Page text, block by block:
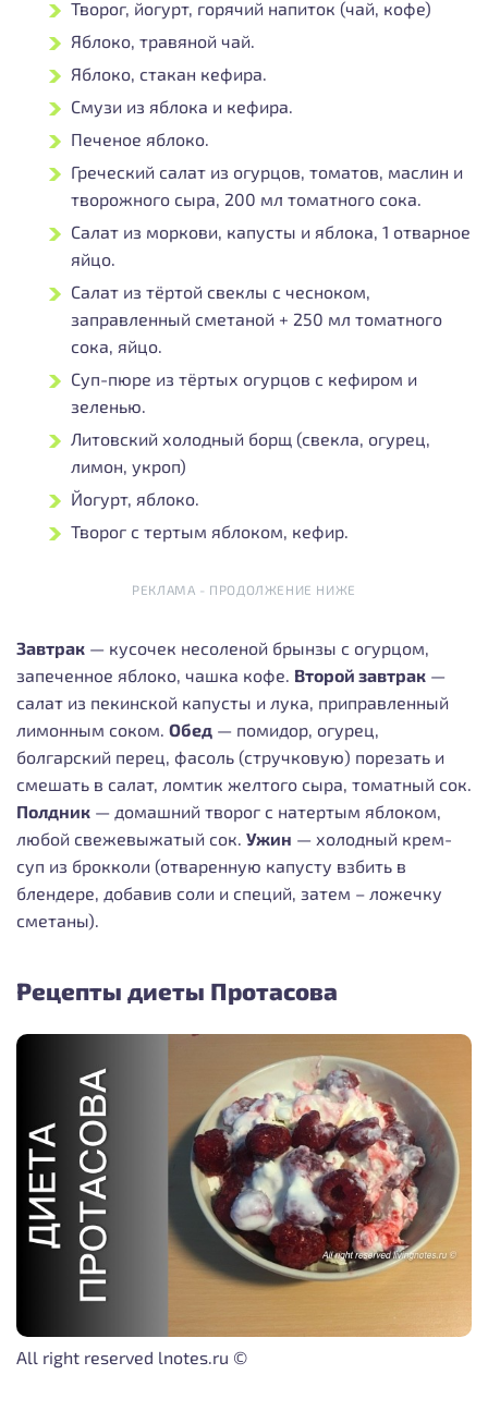
Творог, йогурт, горячий напиток (чай, кофе)
Яблоко, травяной чай.
Яблоко, стакан кефира.
Смузи из яблока и кефира.
Печеное яблоко.
Греческий салат из огурцов, томатов, маслин и
творожного сыра, 200 мл томатного сока.
Салат из моркови, капусты и яблока, 1 отварное
яйцо.
Салат из тёртой свеклы с чесноком,
заправленный сметаной + 250 мл томатного
сока, яйцо.
Суп-пюре из тёртых огурцов с кефиром и
зеленью.
Литовский холодный борщ (свекла, огурец,
лимон, укроп)
Йогурт, яблоко.
Творог с тертым яблоком, кефир.
РЕКЛАМА - ПРОДОЛЖЕНИЕ НИЖЕ
Завтрак — кусочек несоленой брынзы с огурцом,
запеченное яблоко, чашка кофе. Второй завтрак —
салат из пекинской капусты и лука, приправленный
лимонным соком. Обед — помидор, огурец,
болгарский перец, фасоль (стручковую) порезать и
смешать в салат, ломтик желтого сыра, томатный сок.
Полдник — домашний творог с натертым яблоком,
любой свежевыжатый сок. Ужин — холодный крем-
суп из брокколи (отваренную капусту взбить в
блендере, добавив соли и специй, затем – ложечку
сметаны).
Рецепты диеты Протасова
All right reserved lnotes.ru ©